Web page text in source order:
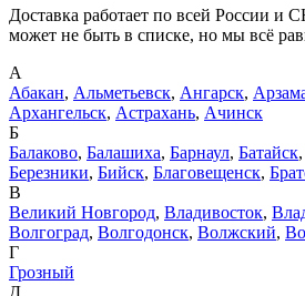
Доставка работает по всей России и
может не быть в списке, но мы всё
А
Абакан, Альметьевск, Ангарск,
Архангельск, Астрахань, Ачинск
Б
Балаково, Балашиха, Барнаул, Батайск,
Березники, Бийск, Благовещенск,
В
Великий Новгород, Владивосток,
Волгоград, Волгодонск, Волжский,
Г
Грозный